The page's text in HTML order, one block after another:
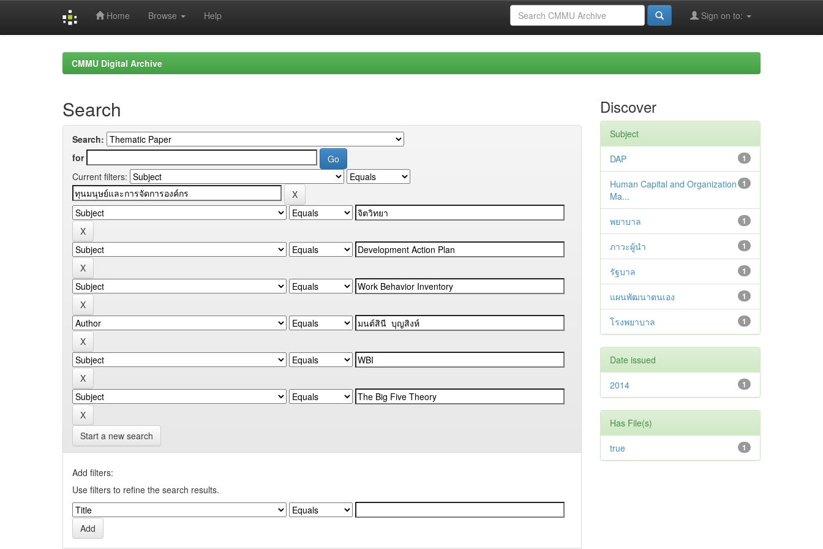
Home Browse Help Sign on to:
CMMU Digital Archive
Search
Search:
for
Current filters:
Start a new search
Add filters:
Use filters to refine the search results.
Discover
Subject
1
DAP
1
Human Capital and Organization
Ma...
1
พยาบาล
1
ภาวะผู้นำ
1
รัฐบาล
1
แผนพัฒนาตนเอง
1
โรงพยาบาล
Date issued
1
2014
Has File(s)
1
true